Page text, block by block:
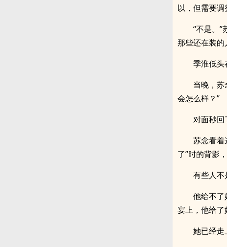
以，但需要
“不是。
那些还在装的
季淮低头
当晚，
会怎么样？”
对面秒回
苏念看着
了”时的背影
有些人不
他给不
宴上，他给了
她已经走